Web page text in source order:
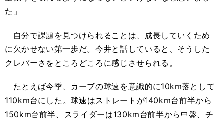
た」
自分で課題を見つけられることは、成長していくため
に欠かせない第一歩だ。今井と話していると、そうした
クレバーさをところどころに感じさせられる。
たとえば今季、カーブの球速を意識的に10km落として
110km台にした。球速はストレートが140km台前半から
150km台前半、スライダーは130km台前半から中盤、チ